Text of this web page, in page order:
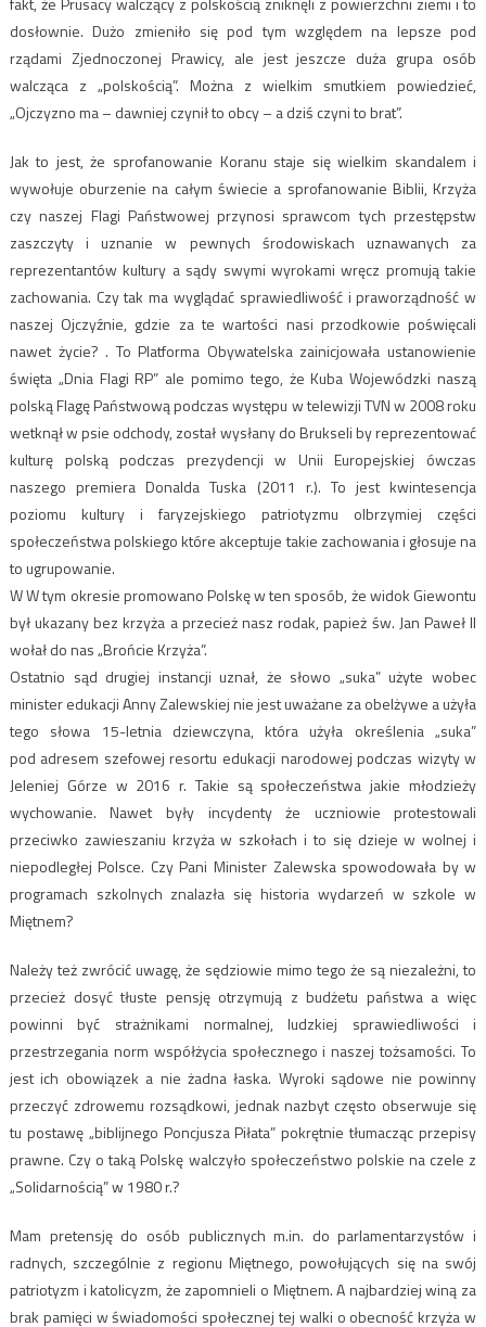
dosłownie. Dużo zmieniło się pod tym względem na lepsze pod
rządami Zjednoczonej Prawicy, ale jest jeszcze duża grupa osób
walcząca z „polskością”. Można z wielkim smutkiem powiedzieć,
„Ojczyzno ma – dawniej czynił to obcy – a dziś czyni to brat”.
Jak to jest, że sprofanowanie Koranu staje się wielkim skandalem i
wywołuje oburzenie na całym świecie a sprofanowanie Biblii, Krzyża
czy naszej Flagi Państwowej przynosi sprawcom tych przestępstw
zaszczyty i uznanie w pewnych środowiskach uznawanych za
reprezentantów kultury a sądy swymi wyrokami wręcz promują takie
zachowania. Czy tak ma wyglądać sprawiedliwość i praworządność w
naszej Ojczyźnie, gdzie za te wartości nasi przodkowie poświęcali
nawet życie? . To Platforma Obywatelska zainicjowała ustanowienie
święta „Dnia Flagi RP” ale pomimo tego, że Kuba Wojewódzki naszą
polską Flagę Państwową podczas występu w telewizji TVN w 2008 roku
wetknął w psie odchody, został wysłany do Brukseli by reprezentować
kulturę polską podczas prezydencji w Unii Europejskiej ówczas
naszego premiera Donalda Tuska (2011 r.). To jest kwintesencja
poziomu kultury i faryzejskiego patriotyzmu olbrzymiej części
społeczeństwa polskiego które akceptuje takie zachowania i głosuje na
to ugrupowanie.
W W tym okresie promowano Polskę w ten sposób, że widok Giewontu
był ukazany bez krzyża a przecież nasz rodak, papież św. Jan Paweł II
wołał do nas „Brońcie Krzyża”.
Ostatnio sąd drugiej instancji uznał, że słowo „suka” użyte wobec
minister edukacji Anny Zalewskiej nie jest uważane za obelżywe a użyła
tego słowa 15-letnia dziewczyna, która użyła określenia „suka”
pod adresem szefowej resortu edukacji narodowej podczas wizyty w
Jeleniej Górze w 2016 r. Takie są społeczeństwa jakie młodzieży
wychowanie. Nawet były incydenty że uczniowie protestowali
przeciwko zawieszaniu krzyża w szkołach i to się dzieje w wolnej i
niepodległej Polsce. Czy Pani Minister Zalewska spowodowała by w
programach szkolnych znalazła się historia wydarzeń w szkole w
Miętnem?
Należy też zwrócić uwagę, że sędziowie mimo tego że są niezależni, to
przecież dosyć tłuste pensję otrzymują z budżetu państwa a więc
powinni być strażnikami normalnej, ludzkiej sprawiedliwości i
przestrzegania norm współżycia społecznego i naszej tożsamości. To
jest ich obowiązek a nie żadna łaska. Wyroki sądowe nie powinny
przeczyć zdrowemu rozsądkowi, jednak nazbyt często obserwuje się
tu postawę „biblijnego Poncjusza Piłata” pokrętnie tłumacząc przepisy
prawne. Czy o taką Polskę walczyło społeczeństwo polskie na czele z
„Solidarnością” w 1980 r.?
Mam pretensję do osób publicznych m.in. do parlamentarzystów i
radnych, szczególnie z regionu Miętnego, powołujących się na swój
patriotyzm i katolicyzm, że zapomnieli o Miętnem. A najbardziej winą za
brak pamięci w świadomości społecznej tej walki o obecność krzyża w